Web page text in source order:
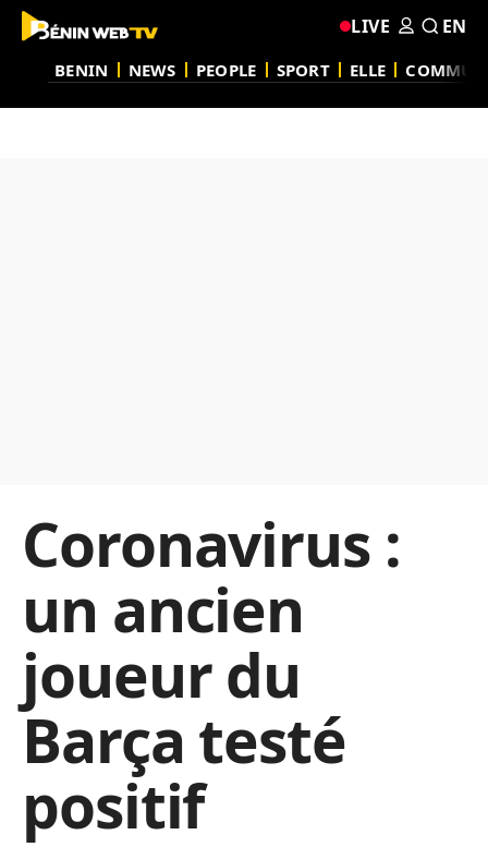
BENIN NEWS PEOPLE SPORT ELLE
LIVE EN
Coronavirus :
un ancien
joueur du
Barça testé
positif